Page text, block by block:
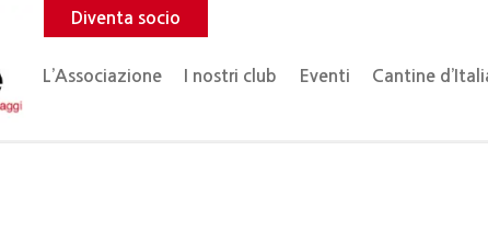
Diventa socio
L’Associazione I nostri club Eventi Cantine